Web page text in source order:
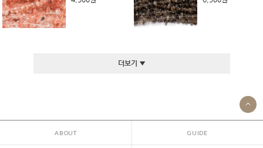
더보기 ▼
ABOUT GUIDE